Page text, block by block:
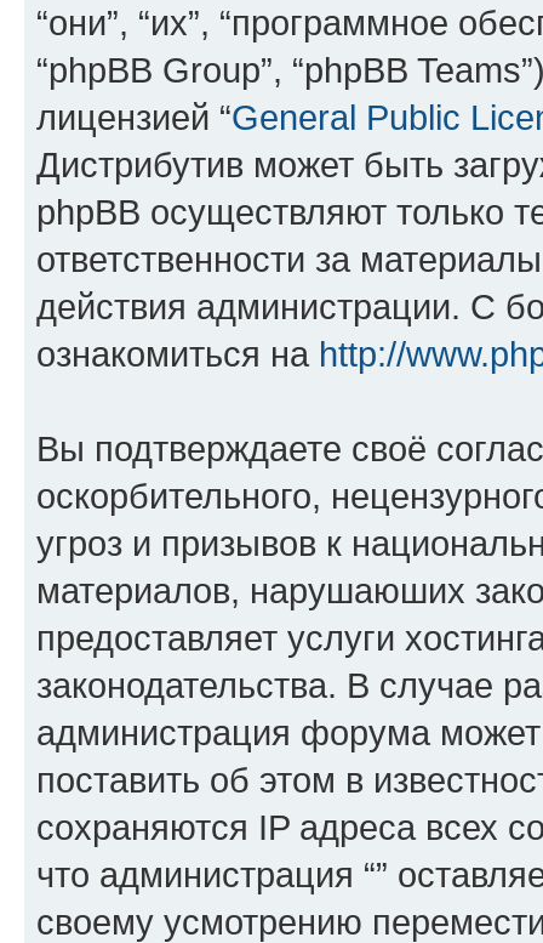
“они”, “их”, “программное
“phpBB Group”, “phpBB
лицензией “General Public
Дистрибутив может быть
phpBB осуществляют только
ответственности за
действия администрации. С
ознакомиться на http://
Вы подтверждаете своё
оскорбительного,
угроз и призывов к
материалов, нарушаюших
предоставляет услуги
законодательства. В случае
администрация форума
поставить об этом в
сохраняются IP адреса всех
что администрация “”
своему усмотрению